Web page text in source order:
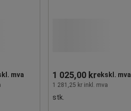
mva 1 025,00 krekskl. mva
1 281,25 kr inkl. mva
stk.